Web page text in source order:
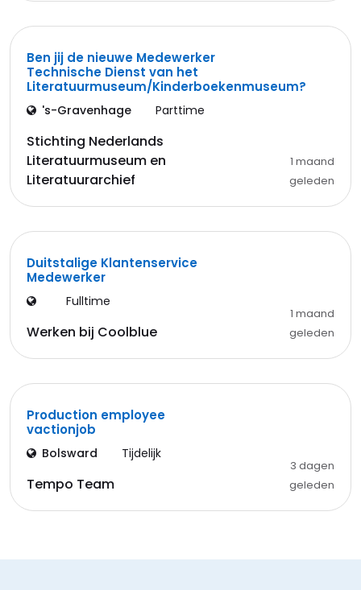
Ben jij de nieuwe Medewerker
Technische Dienst van het
Literatuurmuseum/Kinderboekenmuseum?
's-Gravenhage Parttime
Stichting Nederlands
Literatuurmuseum en
Literatuurarchief
1 maand
geleden
Duitstalige Klantenservice
Medewerker
Fulltime
Werken bij Coolblue
1 maand
geleden
Production employee
vactionjob
Bolsward Tijdelijk
Tempo Team
3 dagen
geleden